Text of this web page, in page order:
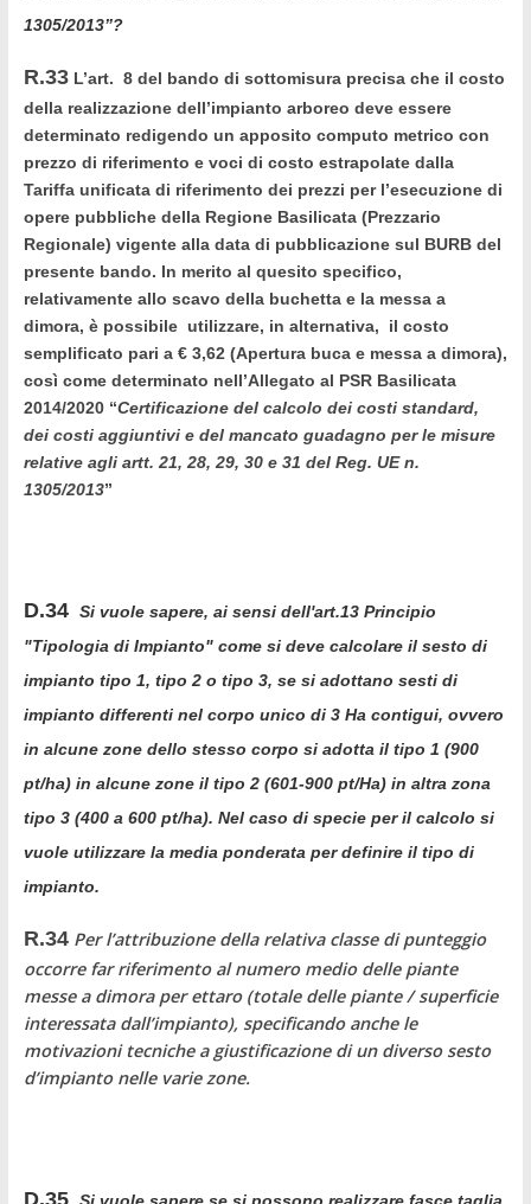
1305/2013”?
R.33 L’art. 8 del bando di sottomisura precisa che il costo
della realizzazione dell’impianto arboreo deve essere
determinato redigendo un apposito computo metrico con
prezzo di riferimento e voci di costo estrapolate dalla
Tariffa unificata di riferimento dei prezzi per l’esecuzione di
opere pubbliche della Regione Basilicata (Prezzario
Regionale) vigente alla data di pubblicazione sul BURB del
presente bando. In merito al quesito specifico,
relativamente allo scavo della buchetta e la messa a
dimora, è possibile utilizzare, in alternativa, il costo
semplificato pari a € 3,62 (Apertura buca e messa a dimora),
così come determinato nell’Allegato al PSR Basilicata
2014/2020 “Certificazione del calcolo dei costi standard,
dei costi aggiuntivi e del mancato guadagno per le misure
relative agli artt. 21, 28, 29, 30 e 31 del Reg. UE n.
1305/2013”
D.34 Si vuole sapere, ai sensi dell'art.13 Principio
"Tipologia di Impianto" come si deve calcolare il sesto di
impianto tipo 1, tipo 2 o tipo 3, se si adottano sesti di
impianto differenti nel corpo unico di 3 Ha contigui, ovvero
in alcune zone dello stesso corpo si adotta il tipo 1 (900
pt/ha) in alcune zone il tipo 2 (601-900 pt/Ha) in altra zona
tipo 3 (400 a 600 pt/ha). Nel caso di specie per il calcolo si
vuole utilizzare la media ponderata per definire il tipo di
impianto.
R.34 Per l’attribuzione della relativa classe di punteggio
occorre far riferimento al numero medio delle piante
messe a dimora per ettaro (totale delle piante / superficie
interessata dall’impianto), specificando anche le
motivazioni tecniche a giustificazione di un diverso sesto
d’impianto nelle varie zone.
D.35 Si vuole sapere se si possono realizzare fasce taglia